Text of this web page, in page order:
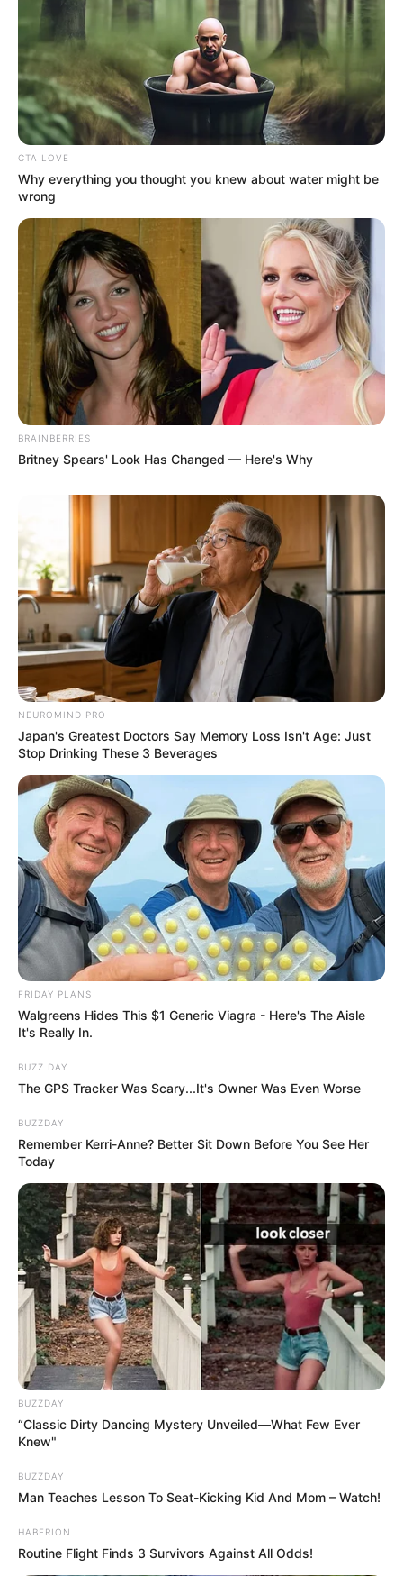
CTA LOVE
Why everything you thought you knew about water might be
wrong
BRAINBERRIES
Britney Spears' Look Has Changed — Here's Why
NEUROMIND PRO
Japan's Greatest Doctors Say Memory Loss Isn't Age: Just
Stop Drinking These 3 Beverages
FRIDAY PLANS
Walgreens Hides This $1 Generic Viagra - Here's The Aisle
It's Really In.
BUZZ DAY
The GPS Tracker Was Scary...It's Owner Was Even Worse
BUZZDAY
Remember Kerri-Anne? Better Sit Down Before You See Her
Today
BUZZDAY
“Classic Dirty Dancing Mystery Unveiled—What Few Ever
Knew"
BUZZDAY
Man Teaches Lesson To Seat-Kicking Kid And Mom – Watch!
HABERION
Routine Flight Finds 3 Survivors Against All Odds!